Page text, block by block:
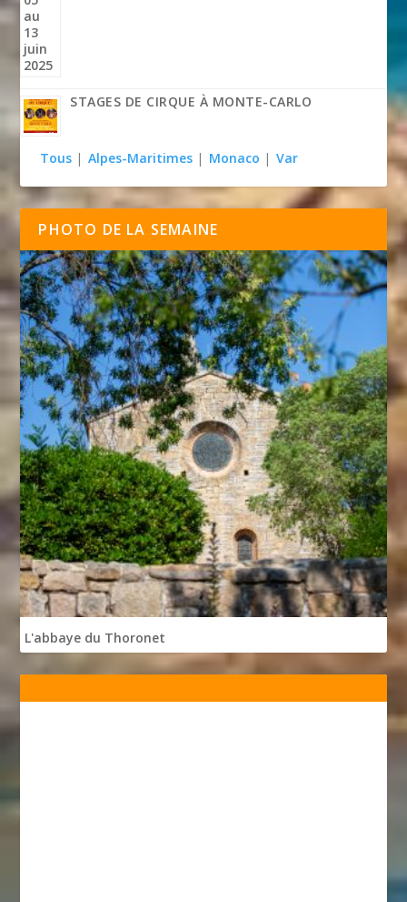
STAGES DE CIRQUE À MONTE-CARLO
Tous | Alpes-Maritimes | Monaco | Var
PHOTO DE LA SEMAINE
L'abbaye du Thoronet